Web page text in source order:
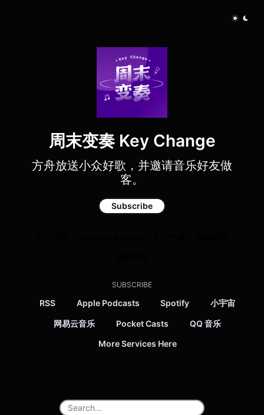
周末变奏 Key Change
方舟放送小众好歌，并邀请音乐好友做
客。
Subscribe
SUBSCRIBE
RSS Apple Podcasts Spotify 小宇宙
网易云音乐 Pocket Casts QQ 音乐
More Services Here